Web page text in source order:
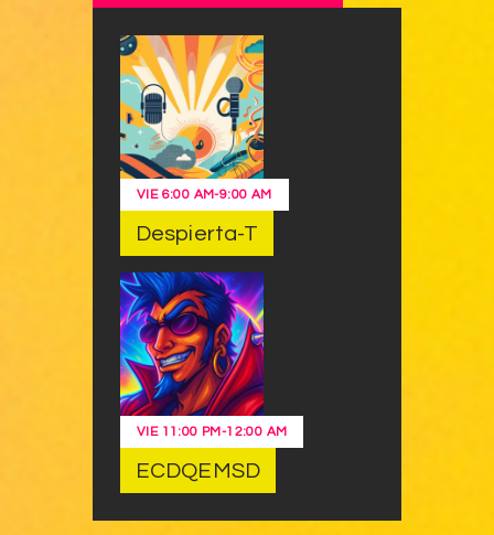
VIE 6:00 AM-9:00 AM
Despierta-T
VIE 11:00 PM -12:00 AM
ECDQEMSD